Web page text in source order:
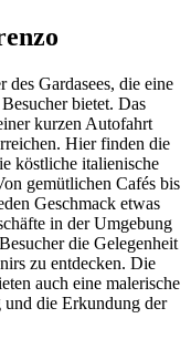
des Gardasees, die eine
bietet. Das
kurzen Autofahrt
Hier finden die
köstliche italienische
gemütlichen Cafés bis
Geschmack etwas
in der Umgebung
die Gelegenheit
zu entdecken. Die
auch eine malerische
und die Erkundung der